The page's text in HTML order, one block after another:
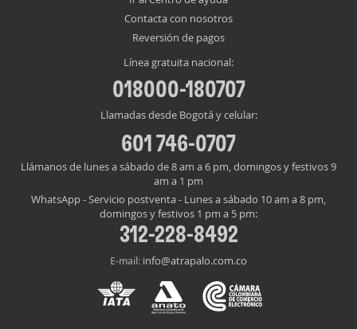
Contacta con nosotros
Reversión de pagos
Línea gratuita nacional:
018000-180707
Llamadas desde Bogotá y celular:
601 746-0707
Llámanos de lunes a sábado de 8 am a 6 pm, domingos y festivos 9
am a 1 pm
WhatsApp - Servicio postventa - Lunes a sábado 10 am a 8 pm,
domingos y festivos 1 pm a 5 pm:
312-228-8492
E-mail: info@atrapalo.com.co